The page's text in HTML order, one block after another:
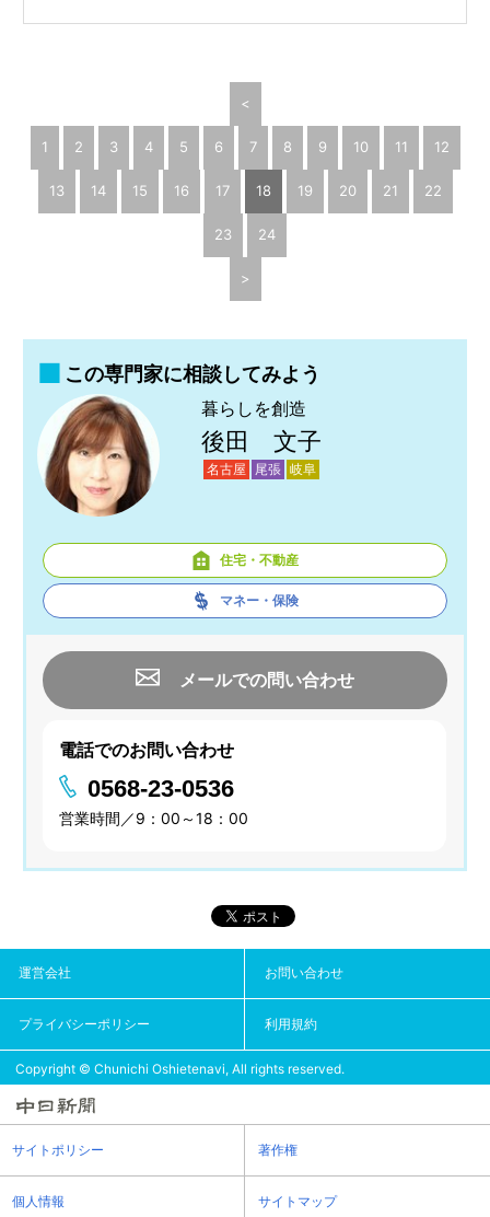
<
1 2 3 4 5 6 7 8 9 10 11 12
13 14 15 16 17 18 19 20 21 22
23 24
>
この専門家に相談してみよう
暮らしを創造
後田 文子
名古屋 尾張 岐阜
住宅・不動産
マネー・保険
メールでの問い合わせ
電話でのお問い合わせ
0568-23-0536
営業時間／9：00～18：00
運営会社 お問い合わせ
プライバシーポリシー 利用規約
Copyright © Chunichi Oshietenavi, All rights reserved.
サイトポリシー 著作権
個人情報 サイトマップ